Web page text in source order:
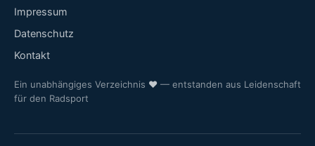
Impressum
Datenschutz
Kontakt
Ein unabhängiges Verzeichnis ♥ — entstanden aus Leidenschaft
für den Radsport